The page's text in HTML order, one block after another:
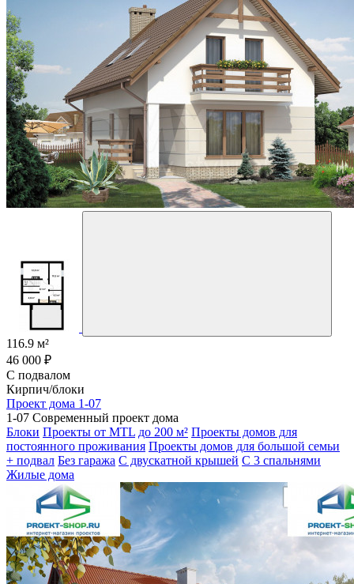
116.9 м²
46 000 ₽
С подвалом
Кирпич/блоки
Проект дома 1-07
1-07 Современный проект дома
Блоки Проекты от MTL до 200 м² Проекты домов для
постоянного проживания Проекты домов для большой семьи
+ подвал Без гаража С двускатной крышей С 3 спальнями
Жилые дома